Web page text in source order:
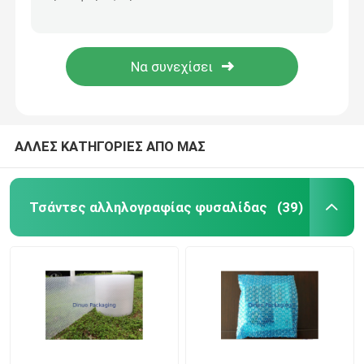
πολυ mailers φυσαλίδων
Πολυ τσάντες Mailer
ΑΛΛΕΣ ΚΑΤΗΓΟΡΙΕΣ ΑΠΟ ΜΑΣ
Τσάντες αλληλογραφίας φυσαλίδας (39)